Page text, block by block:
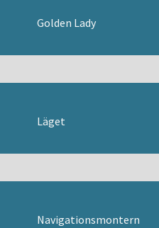
LÄGET
KONTAKT
SVENSKA
Engelska
Golden Lady
Läget
Navigationsmontern